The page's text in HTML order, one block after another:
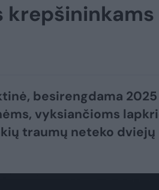
besirengdama 2025
vyksiančioms
traumų neteko dviejų